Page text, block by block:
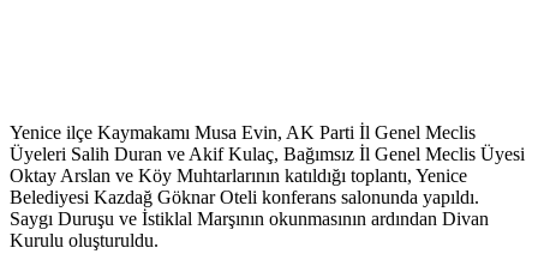
Yenice ilçe Kaymakamı Musa Evin, AK Parti İl Genel Meclis
Üyeleri Salih Duran ve Akif Kulaç, Bağımsız İl Genel Meclis Üyesi
Oktay Arslan ve Köy Muhtarlarının katıldığı toplantı, Yenice
Belediyesi Kazdağ Göknar Oteli konferans salonunda yapıldı.
Saygı Duruşu ve İstiklal Marşının okunmasının ardından Divan
Kurulu oluşturuldu.